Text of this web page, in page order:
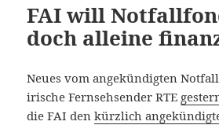
FAI will
doch alleine
Neues vom angekündigten
irische Fernsehsender RTE
die FAI denkürzlich